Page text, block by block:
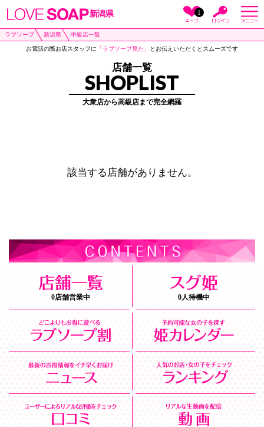
新潟県 1
ラブソープ 新潟県 中級店一覧
お電話の際お店スタッフに 「ラブソープ見た」 とお伝えいただくとスムーズです
店舗一覧
SHOPLIST
大衆店から高級店まで完全網羅
該当する店舗がありません。
0店舗営業中 0人待機中